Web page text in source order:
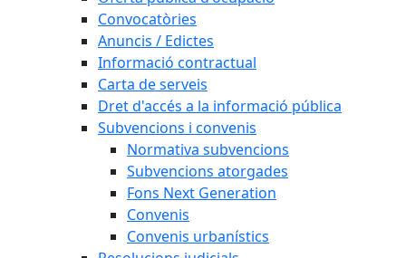
Convocatòries
Anuncis / Edictes
Informació contractual
Carta de serveis
Dret d'accés a la informació pública
Subvencions i convenis
Normativa subvencions
Subvencions atorgades
Fons Next Generation
Convenis
Convenis urbanístics